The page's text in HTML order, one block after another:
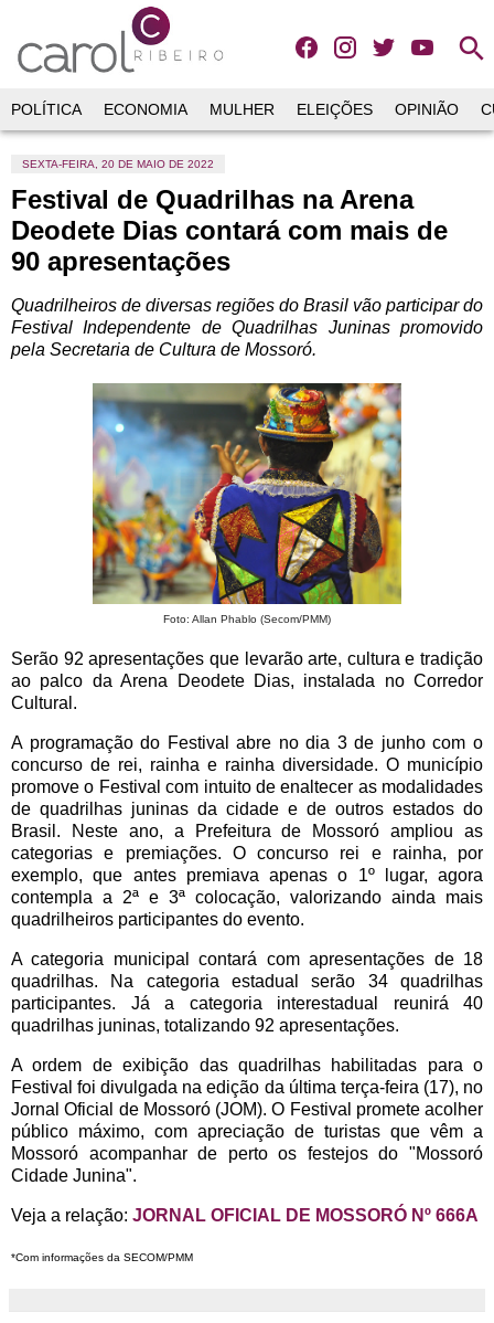
search
POLÍTICA ECONOMIA MULHER ELEIÇÕES OPINIÃO
SEXTA-FEIRA, 20 DE MAIO DE 2022
Festival de Quadrilhas na Arena
Deodete Dias contará com mais de
90 apresentações
Quadrilheiros de diversas regiões do Brasil vão participar do
Festival Independente de Quadrilhas Juninas promovido
pela Secretaria de Cultura de Mossoró.
Foto: Allan Phablo (Secom/PMM)
Serão 92 apresentações que levarão arte, cultura e tradição
ao palco da Arena Deodete Dias, instalada no Corredor
Cultural.
A programação do Festival abre no dia 3 de junho com o
concurso de rei, rainha e rainha diversidade. O município
promove o Festival com intuito de enaltecer as modalidades
de quadrilhas juninas da cidade e de outros estados do
Brasil. Neste ano, a Prefeitura de Mossoró ampliou as
categorias e premiações. O concurso rei e rainha, por
exemplo, que antes premiava apenas o 1º lugar, agora
contempla a 2ª e 3ª colocação, valorizando ainda mais
quadrilheiros participantes do evento.
A categoria municipal contará com apresentações de 18
quadrilhas. Na categoria estadual serão 34 quadrilhas
participantes. Já a categoria interestadual reunirá 40
quadrilhas juninas, totalizando 92 apresentações.
A ordem de exibição das quadrilhas habilitadas para o
Festival foi divulgada na edição da última terça-feira (17), no
Jornal Oficial de Mossoró (JOM). O Festival promete acolher
público máximo, com apreciação de turistas que vêm a
Mossoró acompanhar de perto os festejos do "Mossoró
Cidade Junina".
Veja a relação: JORNAL OFICIAL DE MOSSORÓ Nº 666A
*Com informações da SECOM/PMM